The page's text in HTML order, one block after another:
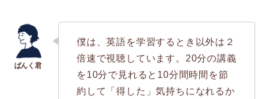
僕は、英語を学習するとき以外は２
倍速で視聴しています。20分の講義
を10分で見れると10分間時間を節
約して「得した」気持ちになれるか